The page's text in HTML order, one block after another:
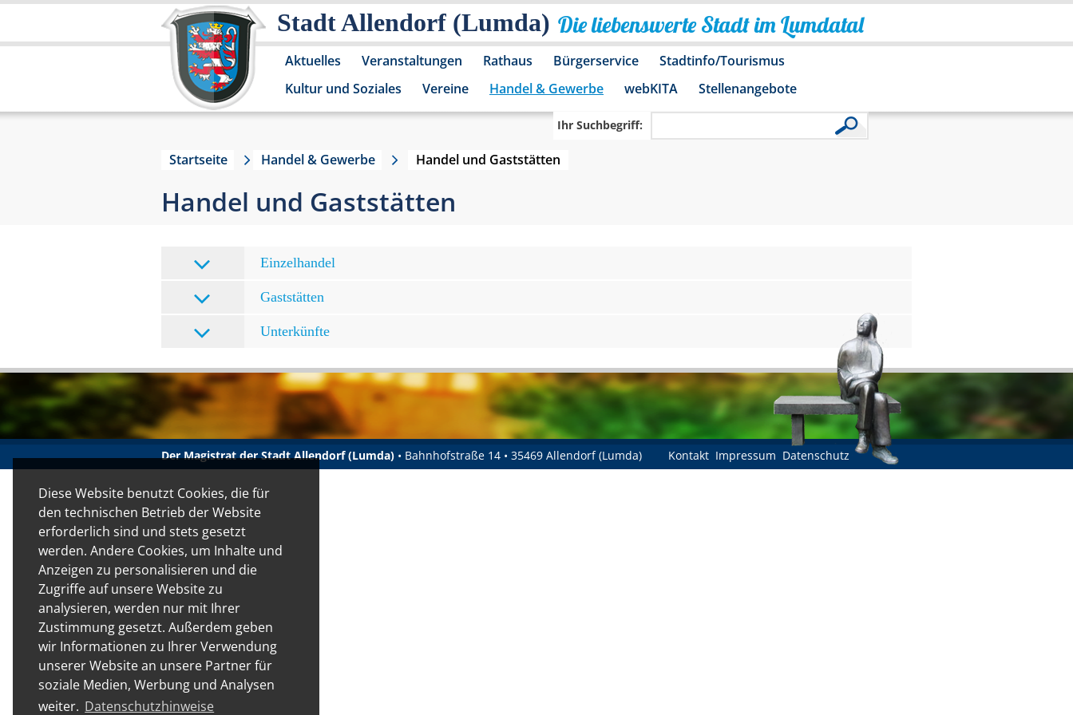
Diese Website benutzt Cookies, die für
den technischen Betrieb der Website
erforderlich sind und stets gesetzt
werden. Andere Cookies, um Inhalte und
Anzeigen zu personalisieren und die
Zugriffe auf unsere Website zu
analysieren, werden nur mit Ihrer
Zustimmung gesetzt. Außerdem geben
wir Informationen zu Ihrer Verwendung
unserer Website an unsere Partner für
soziale Medien, Werbung und Analysen
weiter. Datenschutzhinweise
Stadt Allendorf (Lumda) Die liebenswerte Stadt im Lumdatal
Aktuelles Veranstaltungen Rathaus Bürgerservice
Stadtinfo/Tourismus
Kultur und Soziales
Vereine Handel & Gewerbe webKITA Stellenangebote
Ihr Suchbegriff:
Startseite Handel & Gewerbe Handel und Gaststätten
Handel und Gaststätten
Einzelhandel
Gaststätten
Unterkünfte
Der Magistrat der Stadt Allendorf (Lumda) • Bahnhofstraße 14 • 35469 Allendorf (Lumda) Kontakt Impressum Datenschutz